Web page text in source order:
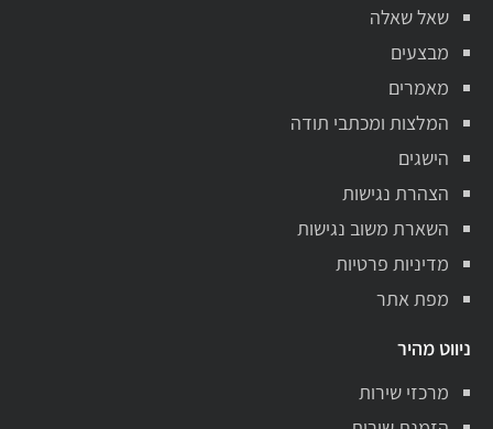
שאל שאלה
מבצעים
מאמרים
המלצות ומכתבי תודה
הישגים
הצהרת נגישות
השארת משוב נגישות
מדיניות פרטיות
מפת אתר
ניווט מהיר
מרכזי שירות